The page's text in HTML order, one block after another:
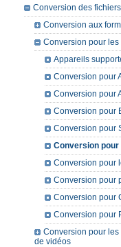
Conversion des
Conversion aux
Conversion pour
Appareils
Conversion pour
Conversion pour
Conversion pour
Conversion pour
Conversion pour
Conversion pour
Conversion pour
Conversion pour
Conversion pour
Conversion pour les
de vidéos